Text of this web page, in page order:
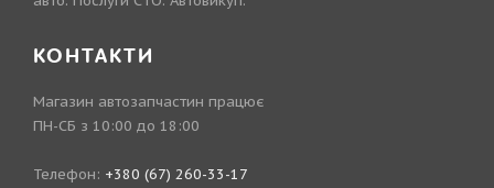
КОНТАКТИ
Магазин автозапчастин працює
ПН-СБ з 10:00 до 18:00
Телефон: +380 (67) 260-33-17